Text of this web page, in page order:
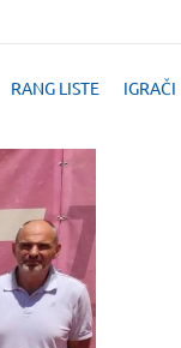
RANG LISTE IGRAČI